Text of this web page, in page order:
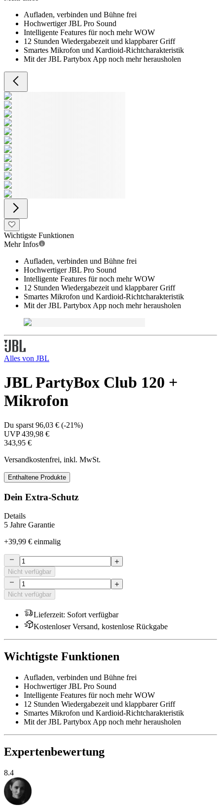
Aufladen, verbinden und Bühne frei
Hochwertiger JBL Pro Sound
Intelligente Features für noch mehr WOW
12 Stunden Wiedergabezeit und klappbarer Griff
Smartes Mikrofon und Kardioid-Richtcharakteristik
Mit der JBL Partybox App noch mehr herausholen
Wichtigste Funktionen
Mehr Infos
Aufladen, verbinden und Bühne frei
Hochwertiger JBL Pro Sound
Intelligente Features für noch mehr WOW
12 Stunden Wiedergabezeit und klappbarer Griff
Smartes Mikrofon und Kardioid-Richtcharakteristik
Mit der JBL Partybox App noch mehr herausholen
Alles von JBL
JBL PartyBox Club 120 +
Mikrofon
Du sparst 96,03 € (-21%)
UVP439,98 €
343,95 €
Versandkostenfrei, inkl. MwSt.
Enthaltene Produkte
Dein Extra-Schutz
Details
5 Jahre Garantie
+39,99 € einmalig
Nicht verfügbar
Nicht verfügbar
Lieferzeit: Sofort verfügbar
Kostenloser Versand, kostenlose Rückgabe
Wichtigste Funktionen
Aufladen, verbinden und Bühne frei
Hochwertiger JBL Pro Sound
Intelligente Features für noch mehr WOW
12 Stunden Wiedergabezeit und klappbarer Griff
Smartes Mikrofon und Kardioid-Richtcharakteristik
Mit der JBL Partybox App noch mehr herausholen
Expertenbewertung
8.4